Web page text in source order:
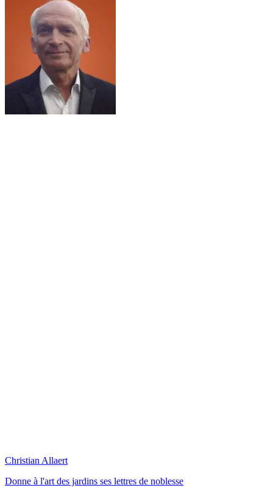
Christian Allaert
Donne à l'art des jardins ses lettres de noblesse